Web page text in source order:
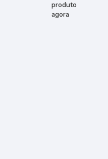
produto
agora